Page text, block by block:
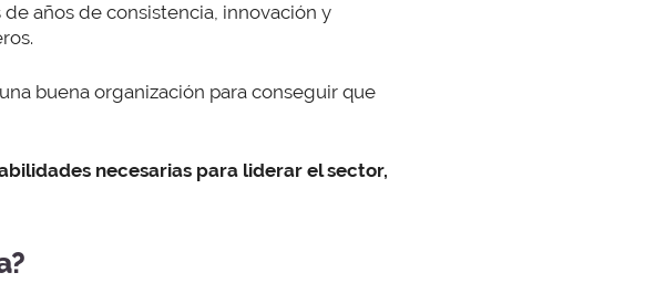
años de consistencia, innovación y
buena organización para conseguir que
necesarias para liderar el sector,